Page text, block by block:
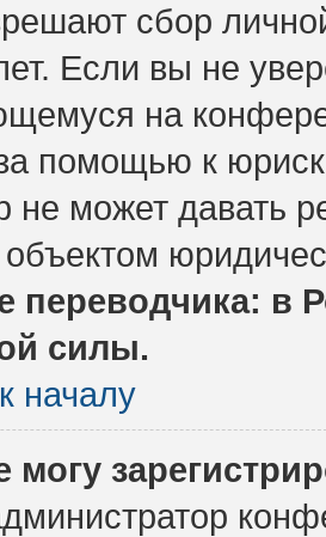
сбор
Если вы не
на
помощью к
не может давать
объектом
переводчика: в
силы.
началу
могу